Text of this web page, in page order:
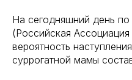
На сегодняшний день по
(Российская
вероятность
суррогатной мамы